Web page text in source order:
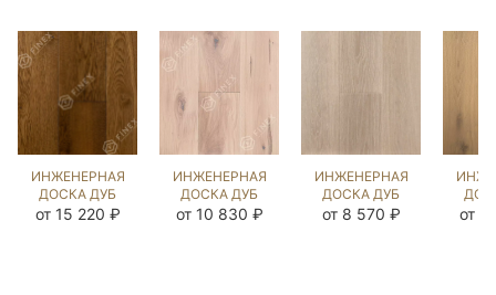
ИНЖЕНЕРНАЯ
ДОСКА ДУБ
СМОК
от 15 220 ₽
ИНЖЕНЕРНАЯ
ДОСКА ДУБ
ПРИНСТОН
от 10 830 ₽
ИНЖЕНЕРНАЯ
ДОСКА ДУБ
МИЛТА
от 8 570 ₽ от